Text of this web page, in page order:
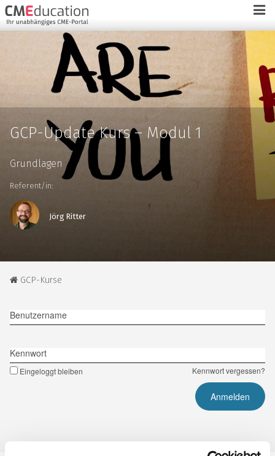
GCP-Update Kurs – Modul 1
Grundlagen
Referent/in:
Jörg Ritter
GCP-Kurse
Benutzername
Kennwort
Eingeloggt bleiben Kennwort vergessen?